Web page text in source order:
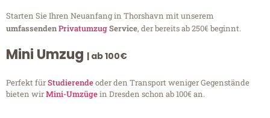
Starten Sie Ihren Neuanfang in Thorshavn mit unserem
umfassendenPrivatumzugService, der bereits ab 250€ beginnt.
Mini Umzug | ab 100€
Perfekt fürStudierendeoder den Transport weniger Gegenstände
bieten wirMini-Umzügein Dresden schon ab 100€ an.